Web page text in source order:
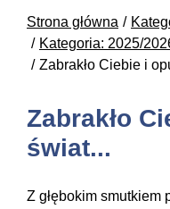
Strona główna
Kategoria: 2025/
Zabrakło Ciebie i
Zabrakło
świat...
Z głębokim smutkiem